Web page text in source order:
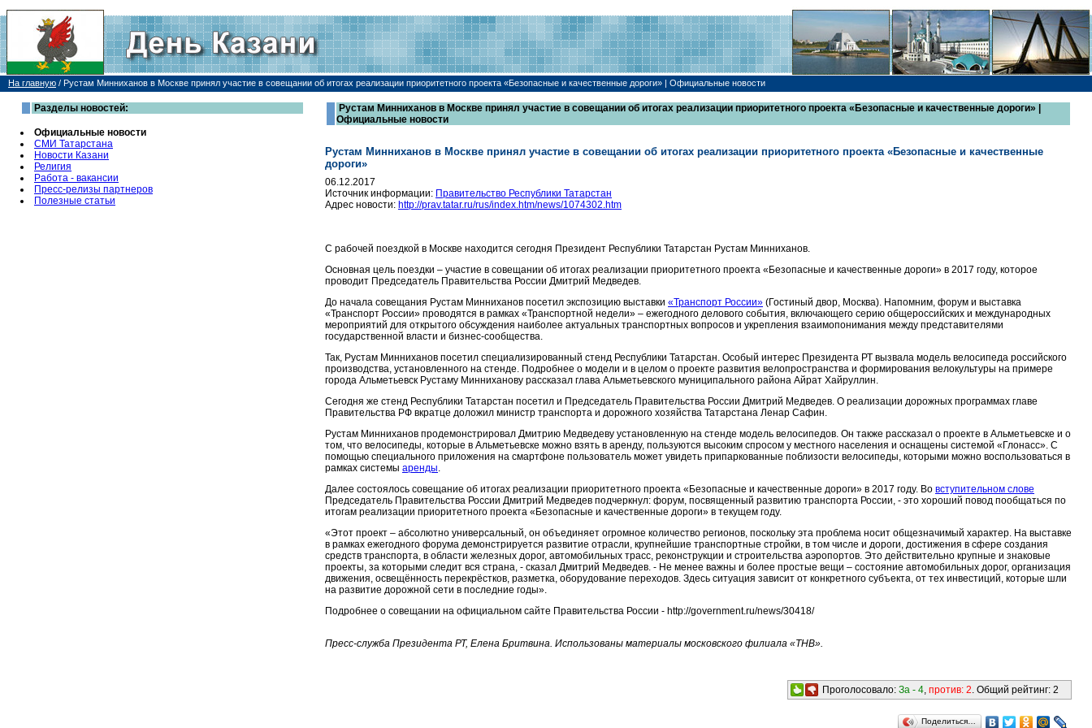
На главную / Рустам Минниханов в Москве принял участие в совещании об итогах реализации приоритетного проекта «Безопасные и качественные дороги» | Официальные новости
Разделы новостей:
Официальные новости
СМИ Татарстана
Новости Казани
Религия
Работа - вакансии
Пресс-релизы партнеров
Полезные статьи
Рустам Минниханов в Москве принял участие в совещании об итогах реализации приоритетного проекта «Безопасные и качественные дороги» |
Официальные новости
Рустам Минниханов в Москве принял участие в совещании об итогах реализации приоритетного проекта «Безопасные и качественные
дороги»
06.12.2017
Источник информации: Правительство Республики Татарстан
Адрес новости: http://prav.tatar.ru/rus/index.htm/news/1074302.htm
С рабочей поездкой в Москве находится сегодня Президент Республики Татарстан Рустам Минниханов.
Основная цель поездки – участие в совещании об итогах реализации приоритетного проекта «Безопасные и качественные дороги» в 2017 году, которое
проводит Председатель Правительства России Дмитрий Медведев.
До начала совещания Рустам Минниханов посетил экспозицию выставки «Транспорт России» (Гостиный двор, Москва). Напомним, форум и выставка
«Транспорт России» проводятся в рамках «Транспортной недели» – ежегодного делового события, включающего серию общероссийских и международных
мероприятий для открытого обсуждения наиболее актуальных транспортных вопросов и укрепления взаимопонимания между представителями
государственной власти и бизнес-сообщества.
Так, Рустам Минниханов посетил специализированный стенд Республики Татарстан. Особый интерес Президента РТ вызвала модель велосипеда российского
производства, установленного на стенде. Подробнее о модели и в целом о проекте развития велопространства и формирования велокультуры на примере
города Альметьевск Рустаму Минниханову рассказал глава Альметьевского муниципального района Айрат Хайруллин.
Сегодня же стенд Республики Татарстан посетил и Председатель Правительства России Дмитрий Медведев. О реализации дорожных программах главе
Правительства РФ вкратце доложил министр транспорта и дорожного хозяйства Татарстана Ленар Сафин.
Рустам Минниханов продемонстрировал Дмитрию Медведеву установленную на стенде модель велосипедов. Он также рассказал о проекте в Альметьевске и о
том, что велосипеды, которые в Альметьевске можно взять в аренду, пользуются высоким спросом у местного населения и оснащены системой «Глонасс». С
помощью специального приложения на смартфоне пользователь может увидеть припаркованные поблизости велосипеды, которыми можно воспользоваться в
рамках системы аренды.
Далее состоялось совещание об итогах реализации приоритетного проекта «Безопасные и качественные дороги» в 2017 году. Во вступительном слове
Председатель Правительства России Дмитрий Медведев подчеркнул: форум, посвященный развитию транспорта России, - это хороший повод пообщаться по
итогам реализации приоритетного проекта «Безопасные и качественные дороги» в текущем году.
«Этот проект – абсолютно универсальный, он объединяет огромное количество регионов, поскольку эта проблема носит общезначимый характер. На выставке
в рамках ежегодного форума демонстрируется развитие отрасли, крупнейшие транспортные стройки, в том числе и дороги, достижения в сфере создания
средств транспорта, в области железных дорог, автомобильных трасс, реконструкции и строительства аэропортов. Это действительно крупные и знаковые
проекты, за которыми следит вся страна, - сказал Дмитрий Медведев. - Не менее важны и более простые вещи – состояние автомобильных дорог, организация
движения, освещённость перекрёстков, разметка, оборудование переходов. Здесь ситуация зависит от конкретного субъекта, от тех инвестиций, которые шли
на развитие дорожной сети в последние годы».
Подробнее о совещании на официальном сайте Правительства России - http://government.ru/news/30418/
Пресс-служба Президента РТ, Елена Бритвина. Использованы материалы московского филиала «ТНВ».
Проголосовало: За - 4, против: 2. Общий рейтинг: 2
Поделиться…